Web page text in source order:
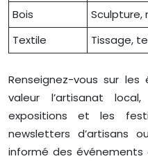
Bois
Textile
Tissage,
Renseignez-vous sur
valeur l’artisanat
expositions et les
newsletters d’artisans
informé des événements